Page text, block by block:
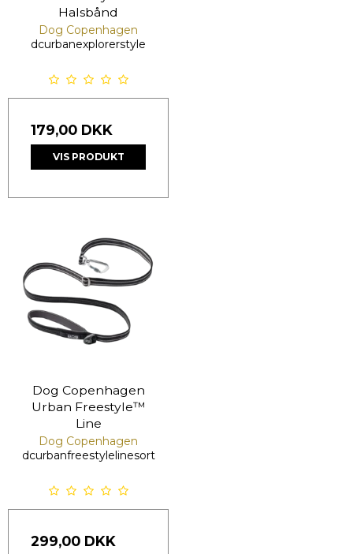
Halsbånd
Dog Copenhagen
dcurbanexplorerstyle
179,00 DKK
VIS PRODUKT
Dog Copenhagen
Urban Freestyle™
Line
Dog Copenhagen
dcurbanfreestylelinesort
299,00 DKK